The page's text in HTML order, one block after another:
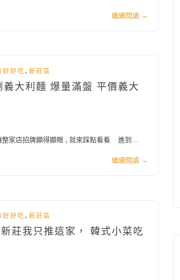
繼續閱讀 →
好好吃 , 新莊區
大利麵 爆量滿盤 平價義大
整家店招牌顯得顯眼 , 就來踩點看看 進到…
繼續閱讀 →
好好吃 , 新莊區
莊我只推這家， 韓式小菜吃